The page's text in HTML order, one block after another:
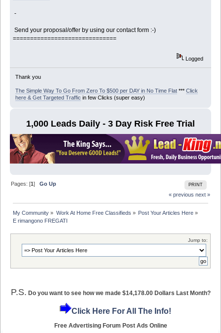
-
Send your proposal/offer by using our contact form :-)
==============================
Logged
Thank you
The Simple Way To Go From Zero To $500 per DAY in No Time Flat*** Click
here & Get Targeted Traffic in few Clicks (super easy)
1,000 Leads Daily - 3 Day Risk Free Trial
PRINT
Pages: [1]Go Up
« previous next »
My Community » Work At Home Free Classifieds » Post Your Articles Here»
E rimangono FREGATI
Jump to:
P.S. Do you want to see how we made $14,178.00 Dollars Last Month?
Click Here For All The Info!
Free Advertising Forum Post Ads Online